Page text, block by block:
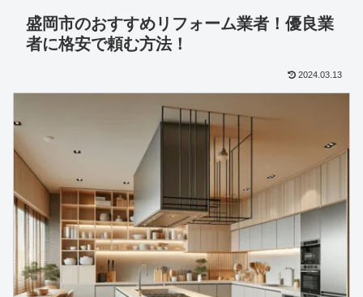
盛岡市のおすすめリフォーム業者！優良業
者に格安で頼む方法！
2024.03.13